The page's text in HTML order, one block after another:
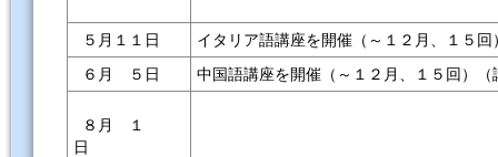
５月１１日
イタリア語講座を開催（～１２月、１５
６月 ５日
中国語講座を開催（～１２月、１５回）
８月 １
日